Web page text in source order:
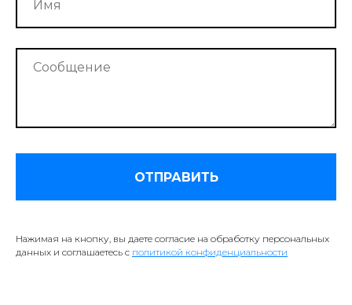
ОТПРАВИТЬ
Нажимая на кнопку, вы даете согласие на обработку персональных
данных и соглашаетесь c политикой конфиденциальности